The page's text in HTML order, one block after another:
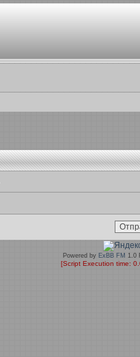
Powered by ExBB FM 1.0
[Script Execution time: